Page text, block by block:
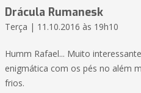
Drácula Rumanesk
Terça | 11.10.2016 às 19h10
Humm Rafael... Muito
enigmática com os pés no além
frios.